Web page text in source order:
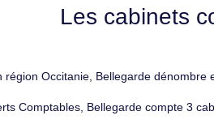
Les cabinets
région Occitanie, Bellegarde
Comptables, Bellegarde compte 3